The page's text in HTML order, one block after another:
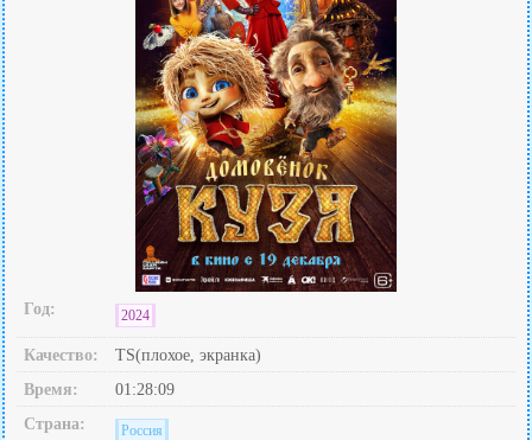
Год: 2024
Качество:
TS(плохое, экранка)
Время:
01:28:09
Страна:
Россия